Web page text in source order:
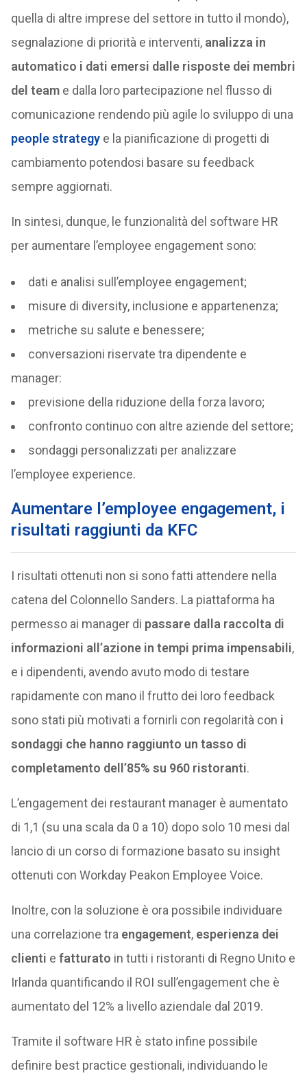
quella di altre imprese del settore in tutto il mondo),
segnalazione di priorità e interventi, analizza in
automatico i dati emersi dalle risposte dei membri
del teame dalla loro partecipazione nel flusso di
comunicazione rendendo più agile lo sviluppo di una
people strategye la pianificazione di progetti di
cambiamento potendosi basare su feedback
sempre aggiornati.
In sintesi, dunque, le funzionalità del software HR
per aumentare l’employee engagement sono:
dati e analisi sull’employee engagement;
misure di diversity, inclusione e appartenenza;
metriche su salute e benessere;
conversazioni riservate tra dipendente e
manager:
previsione della riduzione della forza lavoro;
confronto continuo con altre aziende del settore;
sondaggi personalizzati per analizzare
l’employee experience.
Aumentare l’employee engagement, i
risultati raggiunti da KFC
I risultati ottenuti non si sono fatti attendere nella
catena del Colonnello Sanders. La piattaforma ha
permesso ai manager di passare dalla raccolta di
informazioni all’azione in tempi prima impensabili,
e i dipendenti, avendo avuto modo di testare
rapidamente con mano il frutto dei loro feedback
sono stati più motivati a fornirli con regolarità con i
sondaggi che hanno raggiunto un tasso di
completamento dell’85% su 960 ristoranti.
L’engagement dei restaurant manager è aumentato
di 1,1 (su una scala da 0 a 10) dopo solo 10 mesi dal
lancio di un corso di formazione basato su insight
ottenuti con Workday Peakon Employee Voice.
Inoltre, con la soluzione è ora possibile individuare
una correlazione tra engagement, esperienza dei
clienti e fatturato in tutti i ristoranti di Regno Unito e
Irlanda quantificando il ROI sull’engagement che è
aumentato del 12% a livello aziendale dal 2019.
Tramite il software HR è stato infine possibile
definire best practice gestionali, individuando le